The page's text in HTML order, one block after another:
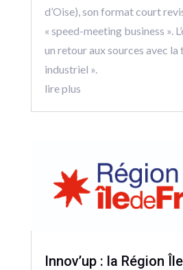
d’Oise), son format court
« speed-meeting business ».
un retour aux sources avec la
industriel ».
lire plus
Innov’up : la Région